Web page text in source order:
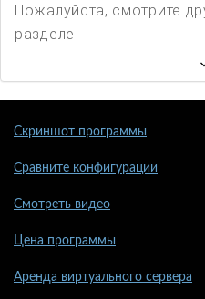
Пожалуйста, смотрите
разделе
Скриншот программы
Сравните конфигурации
Смотреть видео
Цена программы
Аренда виртуального сервера